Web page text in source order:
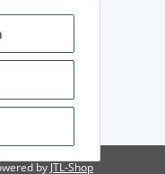
by JTL-Shop